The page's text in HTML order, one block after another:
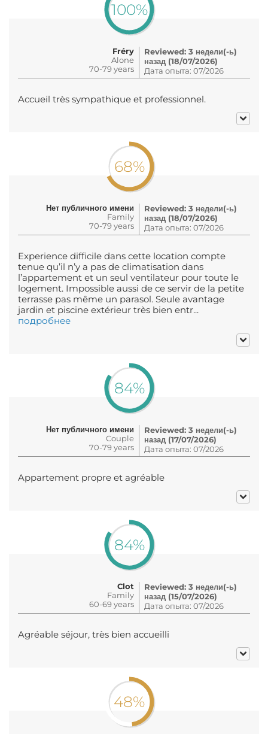
100%
Fréry
Alone
70-79 years
Reviewed: 3 недели(-ь)
назад (18/07/2026)
Дата опыта: 07/2026
Accueil très sympathique et professionnel.
68%
Нет публичного имени
Family
70-79 years
Reviewed: 3 недели(-ь)
назад (18/07/2026)
Дата опыта: 07/2026
Experience difficile dans cette location compte
tenue qu’il n’y a pas de climatisation dans
l’appartement et un seul ventilateur pour toute le
logement. Impossible aussi de ce servir de la petite
terrasse pas même un parasol. Seule avantage
jardin et piscine extérieur très bien entr...
подробнее
84%
Нет публичного имени
Couple
70-79 years
Reviewed: 3 недели(-ь)
назад (17/07/2026)
Дата опыта: 07/2026
Appartement propre et agréable
84%
Clot
Family
60-69 years
Reviewed: 3 недели(-ь)
назад (15/07/2026)
Дата опыта: 07/2026
Agréable séjour, très bien accueilli
48%